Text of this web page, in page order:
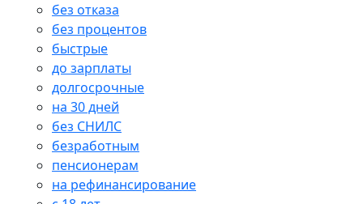
без отказа
без процентов
быстрые
до зарплаты
долгосрочные
на 30 дней
без СНИЛС
безработным
пенсионерам
на рефинансирование